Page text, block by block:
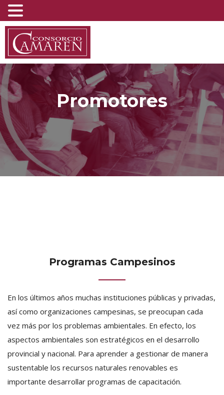
Promotores
Programas Campesinos
En los últimos años muchas instituciones públicas y privadas,
así como organizaciones campesinas, se preocupan cada
vez más por los problemas ambientales. En efecto, los
aspectos ambientales son estratégicos en el desarrollo
provincial y nacional. Para aprender a gestionar de manera
sustentable los recursos naturales renovables es
importante desarrollar programas de capacitación.